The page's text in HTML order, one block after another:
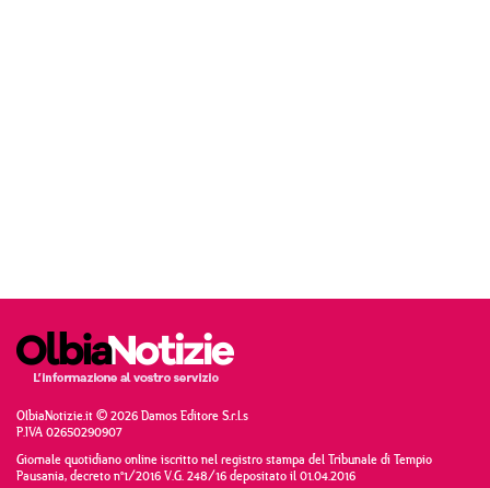
OlbiaNotizie.it © 2026 Damos Editore S.r.l.s
P.IVA 02650290907
Giornale quotidiano online iscritto nel registro stampa del Tribunale di Tempio
Pausania, decreto n°1/2016 V.G. 248/16 depositato il 01.04.2016